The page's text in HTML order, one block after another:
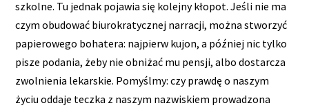
szkolne. Tu jednak pojawia się kolejny kłopot. Jeśli nie ma
czym obudować biurokratycznej narracji, można stworzyć
papierowego bohatera: najpierw kujon, a później nic tylko
pisze podania, żeby nie obniżać mu pensji, albo dostarcza
zwolnienia lekarskie. Pomyślmy: czy prawdę o naszym
życiu oddaje teczka z naszym nazwiskiem prowadzona